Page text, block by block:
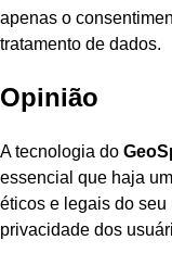
apenas o
tratamento de dados.
Opinião
A tecnologia do
essencial que haja
éticos e legais do seu
privacidade dos